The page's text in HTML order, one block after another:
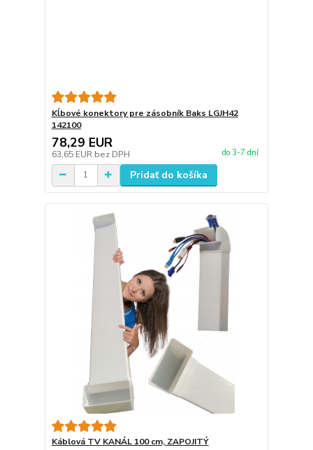
Kĺbové konektory pre zásobník Baks LGJH42
142100
78,29 EUR
63,65 EUR bez DPH do 3-7 dní
Pridať do košíka
Káblová TV KANÁL 100 cm, ZAPOJITÝ